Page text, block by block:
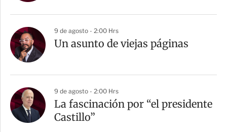
9 de agosto - 2:00 Hrs
Un asunto de viejas páginas
9 de agosto - 2:00 Hrs
La fascinación por “el presidente
Castillo”